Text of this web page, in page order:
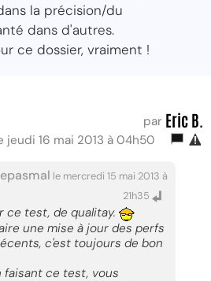
la précision/du
dans d'autres.
ce dossier, vraiment !
par Eric B.
jeudi 16 mai 2013 à 04h50
le mercredi 15 mai 2013 à
21h35
ce test, de qualitay.
une mise à jour des perfs
c'est toujours de bon
faisant ce test, vous